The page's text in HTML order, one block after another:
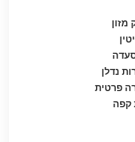
מזון
נדלן
פרטית
קפה